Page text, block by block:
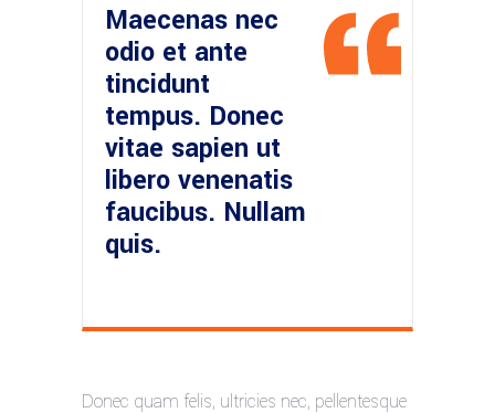
Maecenas nec
odio et ante
tincidunt
tempus. Donec
vitae sapien ut
libero venenatis
faucibus. Nullam
quis.
Donec quam felis, ultricies nec, pellentesque